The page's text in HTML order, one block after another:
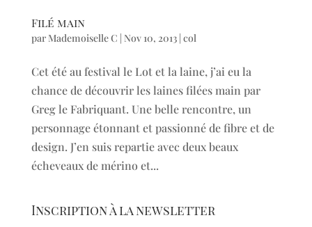
Filé main
par Mademoiselle C | Nov 10, 2013| col
Cet été au festival le Lot et la laine, j’ai eu la
chance de découvrir les laines filées main par
Greg le Fabriquant. Une belle rencontre, un
personnage étonnant et passionné de fibre et de
design. J’en suis repartie avec deux beaux
écheveaux de mérino et...
Inscription à la newsletter